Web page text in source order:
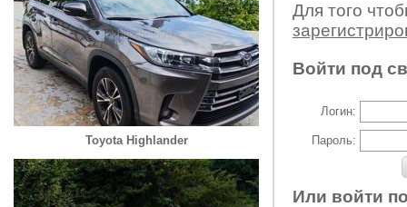
Toyota Highlander
Для того
Войти под
Логин:
Пароль:
Или войти